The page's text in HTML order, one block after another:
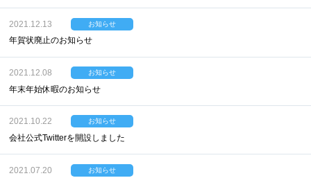
2021.12.13 お知らせ
年賀状廃止のお知らせ
2021.12.08 お知らせ
年末年始休暇のお知らせ
2021.10.22 お知らせ
会社公式Twitterを開設しました
2021.07.20 お知らせ